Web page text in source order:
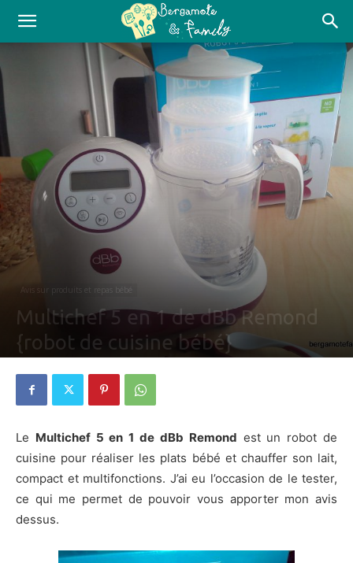
Multichef 5 en 1 de dBb Remond
{robot de cuisine bébé}
Le Multichef 5 en 1 de dBb Remond est un robot de
cuisine pour réaliser les plats bébé et chauffer son lait,
compact et multifonctions. J’ai eu l’occasion de le tester,
ce qui me permet de pouvoir vous apporter mon avis
dessus.